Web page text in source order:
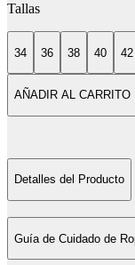
Tallas
34 36 38 40 42
AÑADIR AL CARRITO
Detalles del Producto
Guía de Cuidado de